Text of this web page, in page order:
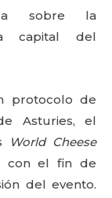
sobre la
capital del
protocolo de
Asturies, el
World Cheese
el fin de
del evento.